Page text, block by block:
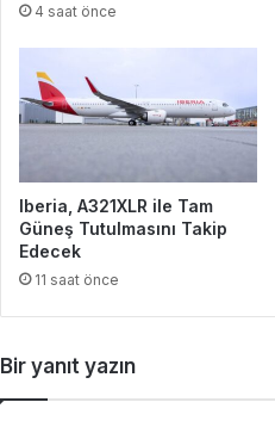
4 saat önce
Iberia, A321XLR ile Tam
Güneş Tutulmasını Takip
Edecek
11 saat önce
Bir yanıt yazın